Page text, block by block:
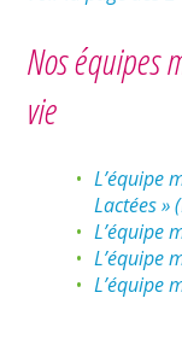
Nos équipes
vie
L’équipe
Lactées »
L’équipe
L’équipe
L’équipe